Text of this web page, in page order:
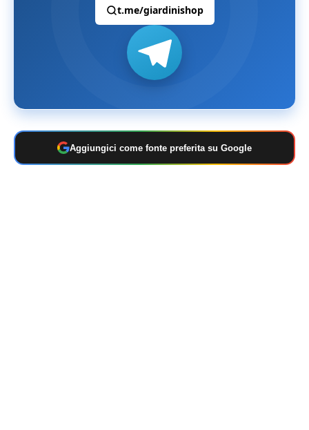
t.me/giardinishop
Aggiungici come fonte preferita su Google